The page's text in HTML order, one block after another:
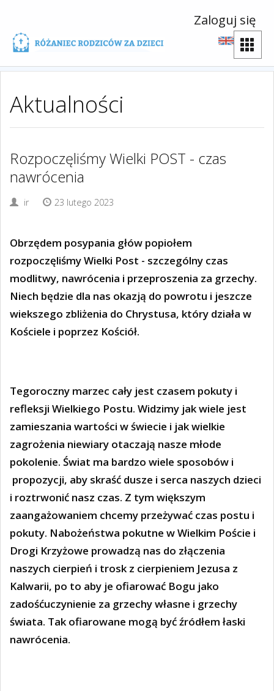
Zaloguj się
Aktualności
Rozpoczęliśmy Wielki POST - czas
nawrócenia
ir 23 lutego 2023
Obrzędem posypania głów popiołem
rozpoczęliśmy Wielki Post - szczególny czas
modlitwy, nawrócenia i przeproszenia za grzechy.
Niech będzie dla nas okazją do powrotu i jeszcze
wiekszego zbliżenia do Chrystusa, który działa w
Kościele i poprzez Kościół.
Tegoroczny marzec cały jest czasem pokuty i
refleksji Wielkiego Postu. Widzimy jak wiele jest
zamieszania wartości w świecie i jak wielkie
zagrożenia niewiary otaczają nasze młode
pokolenie. Świat ma bardzo wiele sposobów i
propozycji, aby skraść dusze i serca naszych dzieci
i roztrwonić nasz czas. Z tym większym
zaangażowaniem chcemy przeżywać czas postu i
pokuty. Nabożeństwa pokutne w Wielkim Poście i
Drogi Krzyżowe prowadzą nas do złączenia
naszych cierpień i trosk z cierpieniem Jezusa z
Kalwarii, po to aby je ofiarować Bogu jako
zadośćuczynienie za grzechy własne i grzechy
świata. Tak ofiarowane mogą być źródłem łaski
nawrócenia.